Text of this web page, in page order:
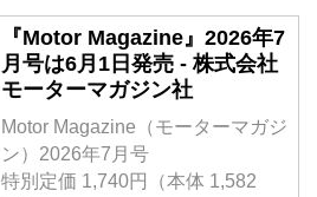
表した。
ンはプレミアムコンパクトSUVの
Q3とQ3スポーツバックをフルモ
デルチェンジして販売を開始し
た。
『Motor Magazine』2026年7
月号は6月1日発売 - 株式会社
モーターマガジン社
Motor Magazine（モーターマガジ
ン）2026年7月号
特別定価 1,740円（本体 1,582